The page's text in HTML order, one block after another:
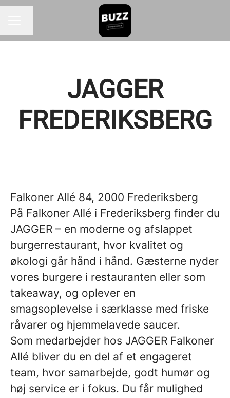
JAGGER
FREDERIKSBERG
Falkoner Allé 84, 2000 Frederiksberg
På Falkoner Allé i Frederiksberg finder du
JAGGER – en moderne og afslappet
burgerrestaurant, hvor kvalitet og
økologi går hånd i hånd. Gæsterne nyder
vores burgere i restauranten eller som
takeaway, og oplever en
smagsoplevelse i særklasse med friske
råvarer og hjemmelavede saucer.
Som medarbejder hos JAGGER Falkoner
Allé bliver du en del af et engageret
team, hvor samarbejde, godt humør og
høj service er i fokus. Du får mulighed